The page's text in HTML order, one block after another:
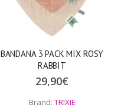
BANDANA 3 PACK MIX ROSY
RABBIT
29,90€
Brand: TRIXIE